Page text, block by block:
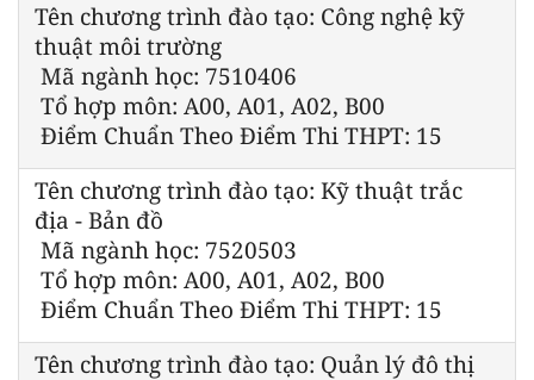
Tên chương trình đào tạo: Công nghệ kỹ
thuật môi trường
Mã ngành học: 7510406
Tổ hợp môn: A00, A01, A02, B00
Điểm Chuẩn Theo Điểm Thi THPT: 15
Tên chương trình đào tạo: Kỹ thuật trắc
địa - Bản đồ
Mã ngành học: 7520503
Tổ hợp môn: A00, A01, A02, B00
Điểm Chuẩn Theo Điểm Thi THPT: 15
Tên chương trình đào tạo: Quản lý đô thị